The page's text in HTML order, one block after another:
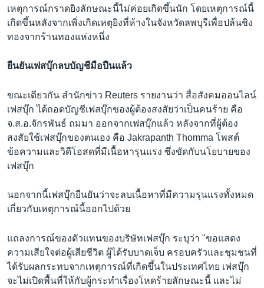
เหตุการณ์กราดยิงลักษณะนี้ไม่ค่อยเกิดขึ้นนัก โดยเหตุการณ์นี้
เกิดขึ้นหลังจากเพิ่งเกิดเหตุยิงที่ห้างในจังหวัดลพบุรีเพื่อปล้นชิง
ทองจากร้านทองแห่งหนึ่ง
ยืนยันเฟสบุ๊กลบบัญชีมือปืนแล้ว
ขณะเดียวกัน สำนักข่าว Reuters รายงานว่า สื่อสังคมออนไลน์
เฟสบุ๊ก ได้ถอดบัญชีเฟสบุ๊กของผู้ต้องสงสัยว่าเป็นคนร้าย คือ
จ.ส.อ.จักรพันธ์ ถมมา ออกจากเฟสบุ๊กแล้ว หลังจากที่ผู้ต้อง
สงสัยใช้เฟสบุ๊กของตนเอง คือ Jakrapanth Thomma โพสต์
ข้อความและวิดีโอสดที่มีเนื้อหารุนแรง ซึ่งขัดกับนโยบายของ
เฟสบุ๊ก
นอกจากนี้เฟสบุ๊กยืนยันว่าจะลบเนื้อหาที่มีความรุนแรงทั้งหมด
เกี่ยวกับเหตุการณ์นี้ออกไปด้วย
แถลงการณ์ของตัวแทนของบริษัทเฟสบุ๊ก ระบุว่า "ขอแสดง
ความเสียใจต่อผู้เสียชีวิต ผู้ได้รับบาดเจ็บ ครอบครัวและชุมชนที่
ได้รับผลกระทบจากเหตุการณ์ที่เกิดขึ้นในประเทศไทย เฟสบุ๊ก
จะไม่เปิดพื้นที่ให้กับผู้กระทำเรื่องโหดร้ายลักษณะนี้ และไม่